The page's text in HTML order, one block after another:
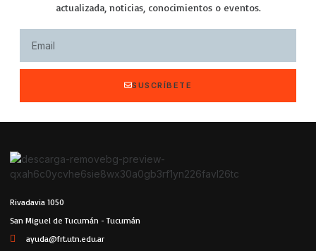
actualizada, noticias, conocimientos o eventos.
SUSCRÍBETE
Rivadavia 1050
San Miguel de Tucumán - Tucumán
ayuda@frt.utn.edu.ar